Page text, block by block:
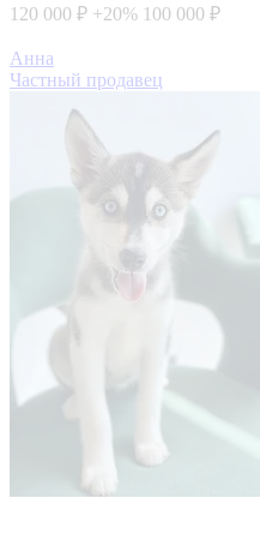
120 000 ₽ +20% 100 000 ₽
Анна
Частный продавец